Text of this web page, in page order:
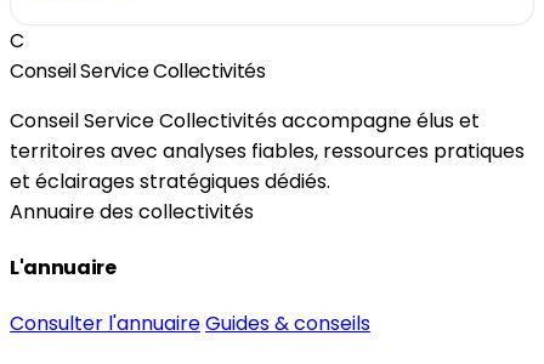
C
Conseil Service Collectivités
Conseil Service Collectivités accompagne élus et
territoires avec analyses fiables, ressources pratiques
et éclairages stratégiques dédiés.
Annuaire des collectivités
L'annuaire
Consulter l'annuaireGuides & conseils